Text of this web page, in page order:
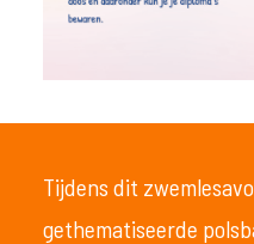
Tijdens dit
gethematiseerde